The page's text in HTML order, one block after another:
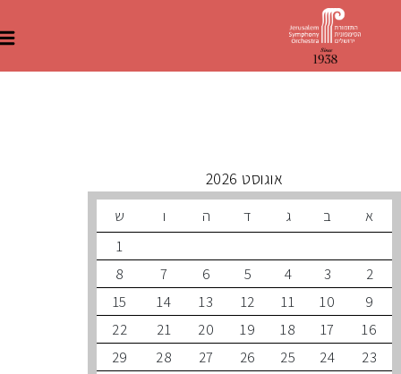
ב ד ה ו
ש
3
5
6
7
8
10
11
12
13
14
15
17
18
19
20
21
22
24
25
26
27
28
29